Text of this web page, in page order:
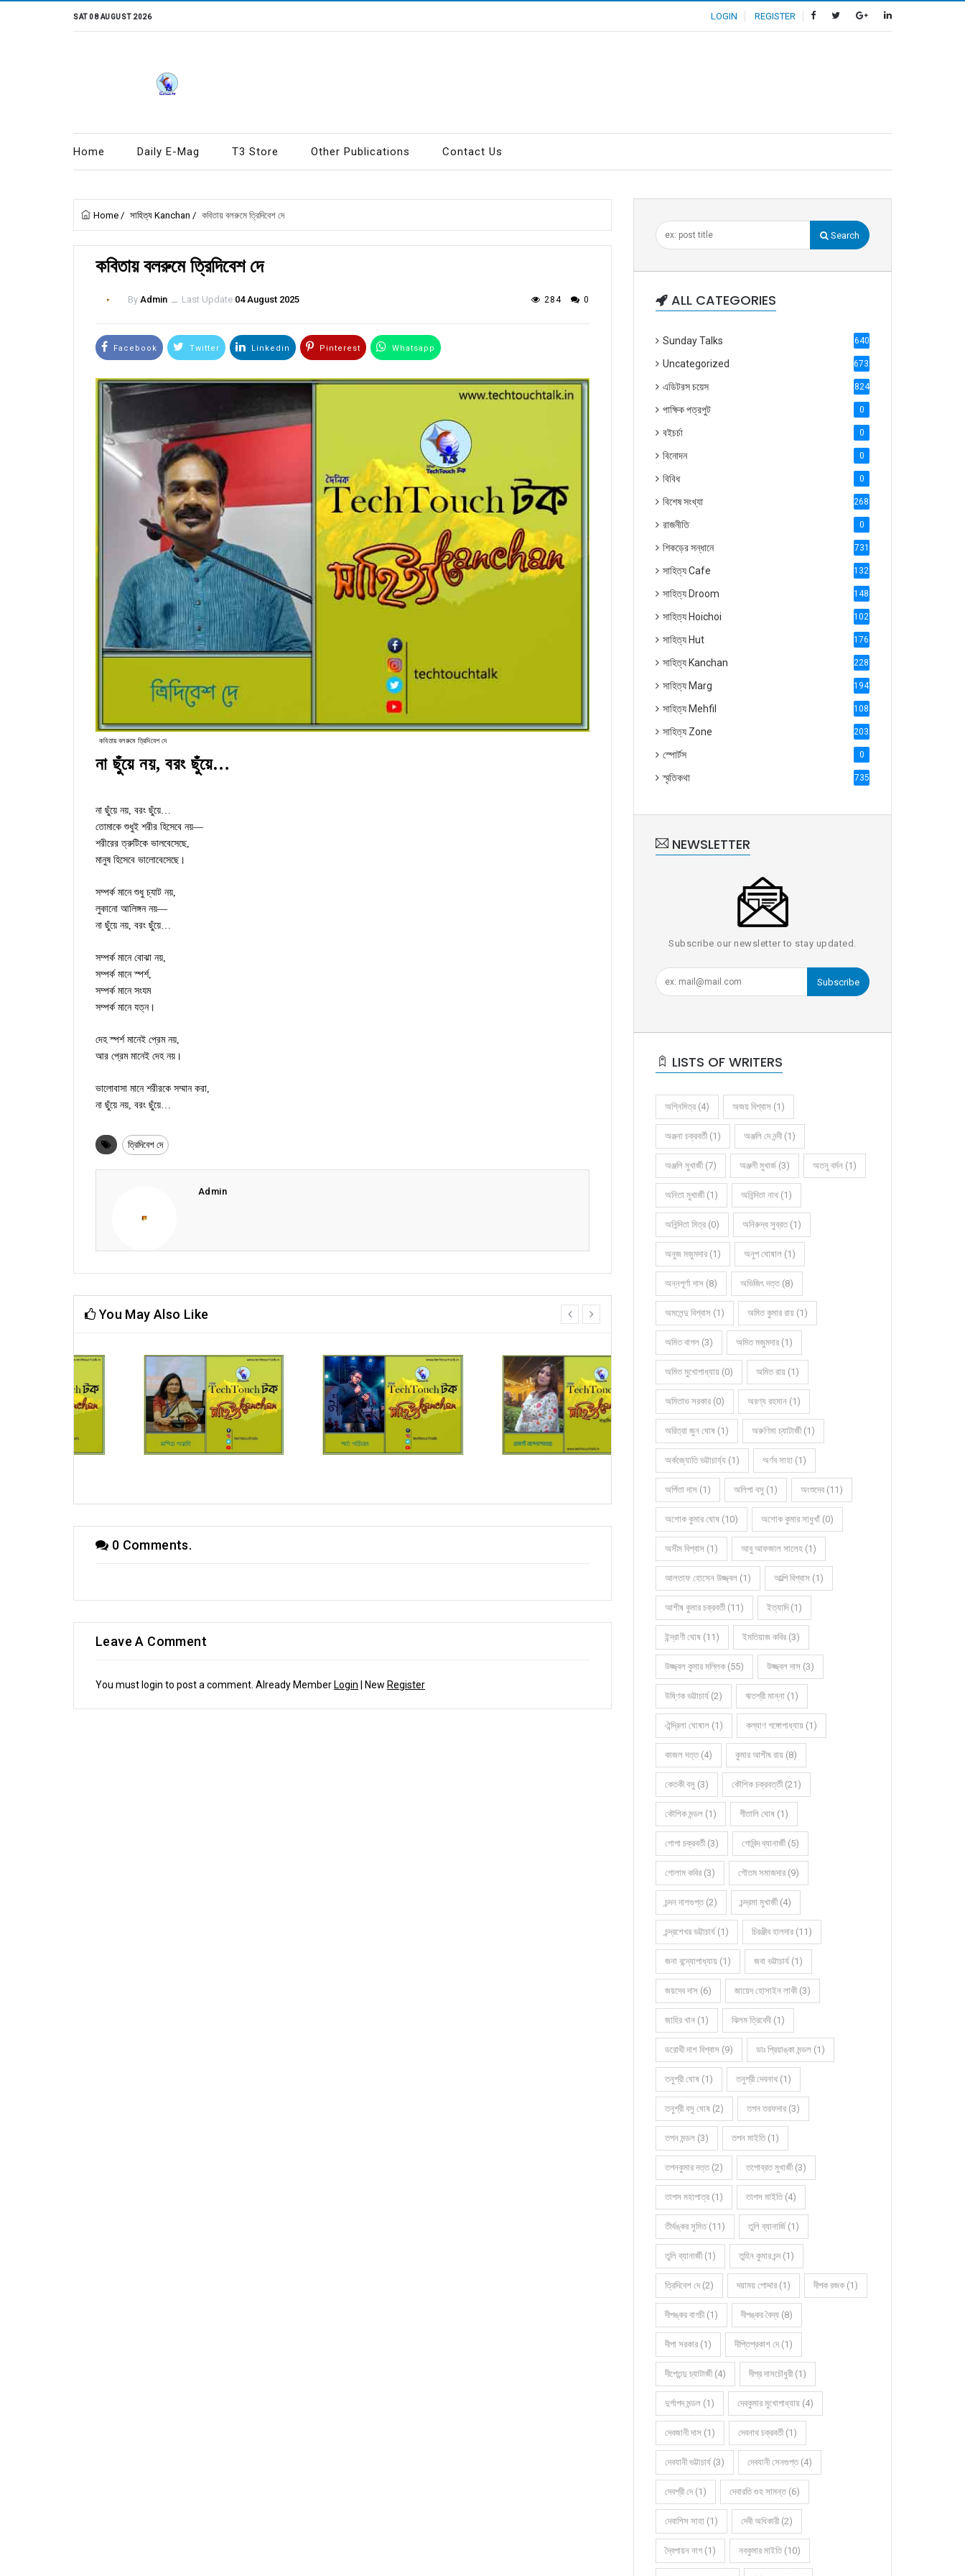
SAT 08 AUGUST 2026 LOGIN REGISTER
Home Daily E-Mag T3 Store Other Publications Contact Us
Home / সাহিত্য Kanchan / কবিতায় বলরুমে ত্রিদিবেশ দে
কবিতায় বলরুমে ত্রিদিবেশ দে
By Admin ــ Last Update 04 August 2025 284 0
Facebook Twitter Linkedin Pinterest Whatsapp
কবিতায় বলরুমে ত্রিদিবেশ দে
না ছুঁয়ে নয়, বরং ছুঁয়ে…
না ছুঁয়ে নয়, বরং ছুঁয়ে…
তোমাকে শুধুই শরীর হিসেবে নয়—
শরীরের ত্রুটিকে ভালবেসেছে,
মানুষ হিসেবে ভালোবেসেছে।
সম্পর্ক মানে শুধু চ্যাট নয়,
লুকানো আলিঙ্গন নয়—
না ছুঁয়ে নয়, বরং ছুঁয়ে…
সম্পর্ক মানে বোঝা নয়,
সম্পর্ক মানে স্পর্শ,
সম্পর্ক মানে সংযম
সম্পর্ক মানে যত্ন।
দেহ স্পর্শ মানেই প্রেম নয়,
আর প্রেম মানেই দেহ নয়।
ভালোবাসা মানে শরীরকে সম্মান করা,
না ছুঁয়ে নয়, বরং ছুঁয়ে…
ত্রিদিবেশ দে
Admin
You May Also Like
কবিতার বলরুমে প্রদীপ সরকার (গুচ্ছ)
prev
0 Comments.
Leave A Comment
You must login to post a comment. Already Member Login | New Register
Search
ALL CATEGORIES
Sunday Talks 640
Uncategorized 6738
এডিটরস চয়েস 824
পাক্ষিক পত্রপুট 0
বইচর্চা 0
বিনোদন 0
বিবিধ 0
বিশেষ সংখ্যা 2686
রাজনীতি 0
শিকড়ের সন্ধানে 731
সাহিত্য Cafe 1321
সাহিত্য Droom 1488
সাহিত্য Hoichoi 1027
সাহিত্য Hut 1769
সাহিত্য Kanchan 2287
সাহিত্য Marg 1947
সাহিত্য Mehfil 1088
সাহিত্য Zone 2035
স্পোর্টস 0
স্মৃতিকথা 735
NEWSLETTER
Subscribe our newsletter to stay updated.
Subscribe
LISTS OF WRITERS
অগ্নিমিত্র (4) অজয় বিশ্বাস (1)
অঞ্জনা চক্রবর্তী (1) অঞ্জলি দে নন্দী (1)
অঞ্জলি মুখার্জী (7) অঞ্জলী মুখার্জ (3) অতনু বর্মন (1)
অনিতা মুখার্জী (1) অনিন্দিতা নাথ (1)
অনিন্দিতা মিত্র (0) অনিরুদ্ধ সুব্রত (1)
অনুজ মজুমদার (1) অনুপ ঘোষাল (1)
অন্নপূর্ণা দাস (8) অভিজিৎ দত্ত (8)
অমলেন্দু বিশ্বাস (1) অমিত কুমার রায় (1)
অমিত বাগল (3) অমিত মজুমদার (1)
অমিত মুখোপাধ্যায় (0) অমিত রায় (1)
অমিতাভ সরকার (0) অরণ্য রহমান (1)
অরিত্রা জুন ঘোষ (1) অরুণিমা চ্যাটার্জী (1)
অর্কজ্যোতি ভট্টাচার্য্য (1) অর্ণব সাহা (1)
অর্পিতা দাস (1) অলিপা বসু (1) অংশুদেব (11)
অশোক কুমার ঘোষ (10) অশোক কুমার সাধুখাঁ (0)
অসীম বিশ্বাস (1) আবু আফজাল সালেহ (1)
আলতাফ হোসেন উজ্জ্বল (1) আল্পি বিশ্বাস (1)
আশীষ কুমার চক্রবর্তী (11) ইত্যাদি (1)
ইন্দ্রাণী ঘোষ (11) ইমতিয়াজ কবির (3)
উজ্জ্বল কুমার মল্লিক (55) উজ্জ্বল দাস (3)
উষ্ণিক ভট্টাচার্য (2) ঋতশ্রী মান্না (1)
ঐন্দ্রিলা ঘোষাল (1) কল্যাণ গঙ্গোপাধ্যায় (1)
কাজল দত্ত (4) কুমার আশীষ রায় (8)
কেতকী বসু (3) কৌশিক চক্রবর্ত্তী (21)
কৌশিক মন্ডল (1) গীতালি ঘোষ (1)
গোপা চক্রবর্তী (3) গোবিন্দ ব্যানার্জী (5)
গোলাম কবির (3) গৌতম সমাজদার (9)
চন্দন দাশগুপ্ত (2) চন্দ্রমা মুখার্জী (4)
চন্দ্রশেখর ভট্টাচার্য (1) চিরঞ্জীব হালদার (11)
জনা বন্দ্যোপাধ্যায় (1) জবা ভট্টাচার্য (1)
জয়দেব দাস (6) জায়েদ হোসাইন লাকী (3)
জাহির খান (1) ঝিলম ত্রিবেদী (1)
ডরোথী দাশ বিশ্বাস (9) ডাঃ প্রিয়াঙ্কা মন্ডল (1)
তনুশ্রী ঘোষ (1) তনুশ্রী দেবনাথ (1)
তনুশ্রী বসু ঘোষ (2) তপন তরফদার (3)
তপন মন্ডল (3) তপন মাইতি (1)
তপনকুমার দত্ত (2) তপোব্রত মুখার্জী (3)
তাপস মহাপাত্র (1) তাপস মাইতি (4)
তীর্থঙ্কর সুমিত (11) তুলি ব্যানার্জি (1)
তুলি ব্যানার্জী (1) তুহিন কুমার চন্দ (1)
ত্রিদিবেশ দে (2) দয়াময় পোদ্দার (1) দীপক রজক (1)
দীপঙ্কর বাগচী (1) দীপঙ্কর বৈদ্য (8)
দীপা সরকার (1) দীপ্তিপ্রকাশ দে (1)
দীপ্তেন্দু চ্যাটার্জী (4) দীপ্র দাসচৌধুরী (1)
দুর্গাপদ মন্ডল (1) দেবকুমার মুখোপাধ্যায় (4)
দেবজানী দাস (1) দেবনাথ চক্রবর্তী (1)
দেবযানী ভট্টাচার্য (3) দেবযানী সেনগুপ্ত (4)
দেবশ্রী দে (1) দেবারতি গুহ সামন্ত (6)
দেবাশিস সাহা (1) দেবী অধিকারী (2)
দ্বৈপায়ন নাগ (1) নবকুমার মাইতি (10)